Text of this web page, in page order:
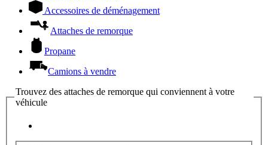
Accessoires de déménagement
Attaches de remorque
Propane
Camions à vendre
Trouvez des attaches de remorque qui conviennent à votre
véhicule